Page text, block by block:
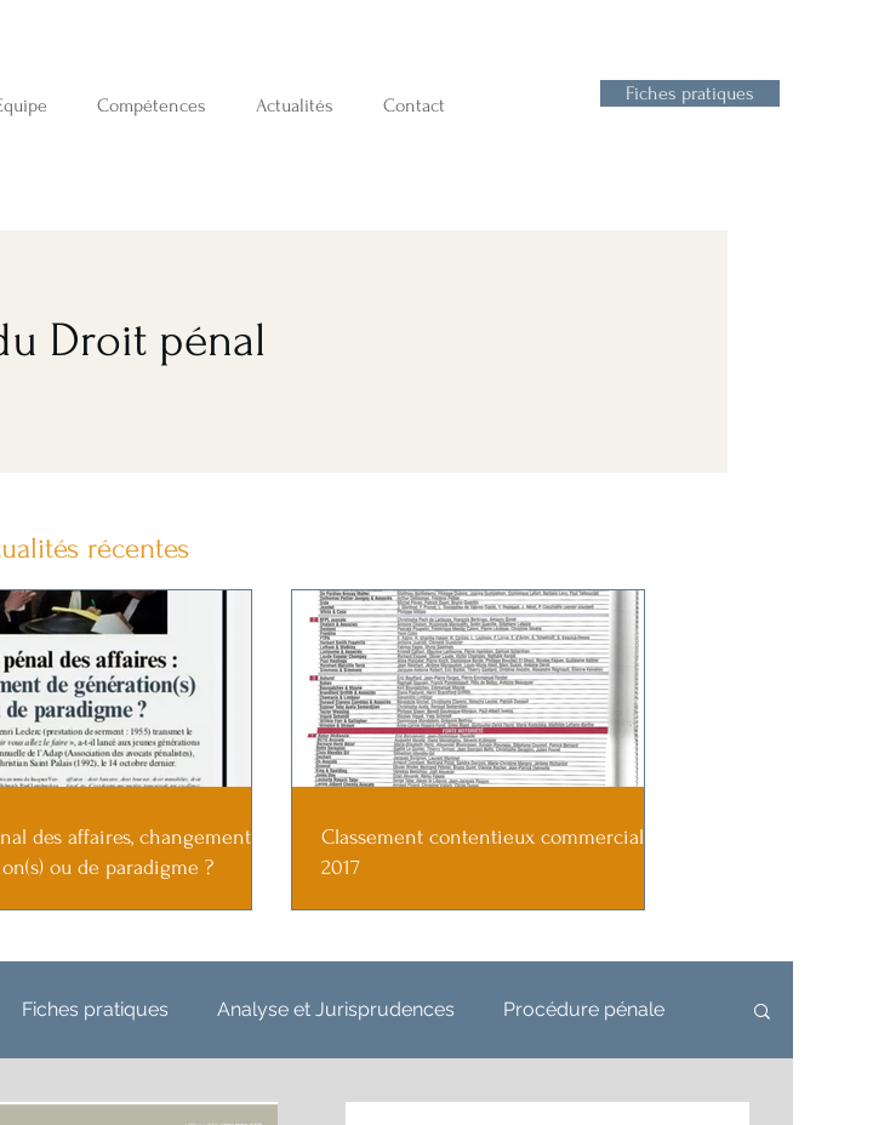
Compétences Actualités Contact
Fiches pratiques
Droit pénal
récentes
des affaires, changement de
ou de paradigme ?
Classement contentieux commercial
2017
Fiches pratiques Analyse et Jurisprudences Procédure pénale
Edouard Steru Aude Baratte